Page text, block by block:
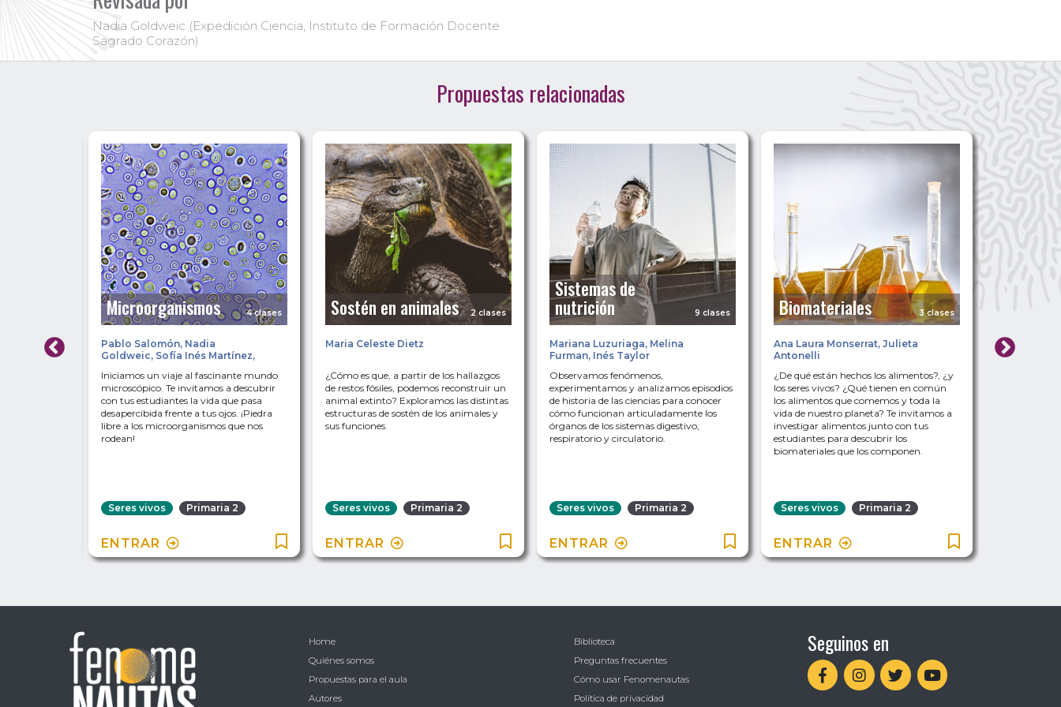
Nadia Goldweic (Expedición Ciencia, Instituto de Formación Docente
Sagrado Corazón)
Propuestas relacionadas
Microorganismos 4 clases
Pablo Salomón, Nadia
Goldweic, Sofía Inés Martínez,
Iniciamos un viaje al fascinante mundo
microscópico. Te invitamos a descubrir
con tus estudiantes la vida que pasa
desapercibida frente a tus ojos. ¡Piedra
libre a los microorganismos que nos
rodean!
Seres vivos Primaria 2
ENTRAR
Sostén en animales 2 clases
Maria Celeste Dietz
¿Cómo es que, a partir de los hallazgos
de restos fósiles, podemos reconstruir un
animal extinto? Exploramos las distintas
estructuras de sostén de los animales y
sus funciones.
Seres vivos Primaria 2
ENTRAR
Sistemas de
nutrición 9 clases
Mariana Luzuriaga, Melina
Furman, Inés Taylor
Observamos fenómenos,
experimentamos y analizamos episodios
de historia de las ciencias para conocer
cómo funcionan articuladamente los
órganos de los sistemas digestivo,
respiratorio y circulatorio.
Seres vivos Primaria 2
ENTRAR
Biomateriales 3 clases
Ana Laura Monserrat, Julieta
Antonelli
¿De qué están hechos los alimentos?, ¿y
los seres vivos? ¿Qué tienen en común
los alimentos que comemos y toda la
vida de nuestro planeta? Te invitamos a
investigar alimentos junto con tus
estudiantes para descubrir los
biomateriales que los componen.
Seres vivos Primaria 2
ENTRAR
Cintia
Martínez
Home
Quiénes somos
Propuestas para el aula
Autores
Biblioteca
Preguntas frecuentes
Cómo usar Fenomenautas
Política de privacidad
Seguinos en